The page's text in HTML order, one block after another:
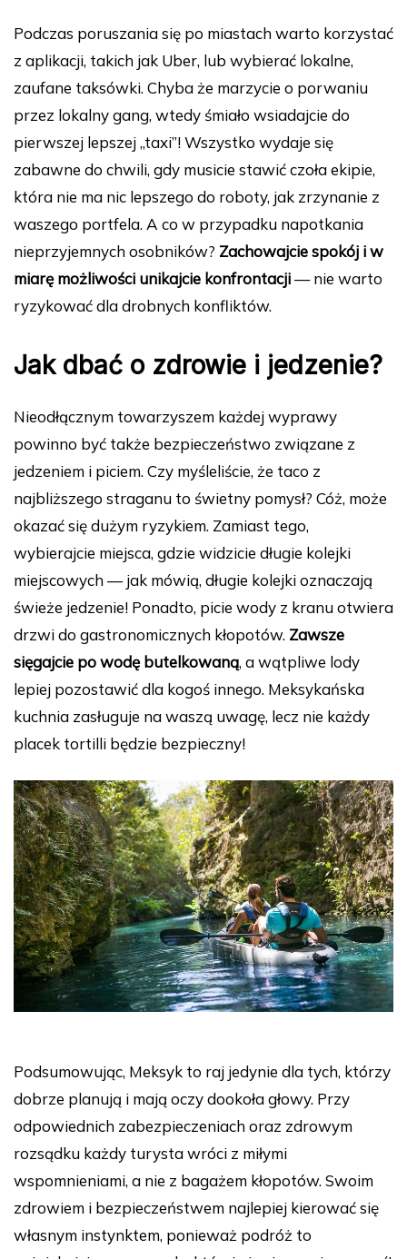
Podczas poruszania się po miastach warto korzystać
z aplikacji, takich jak Uber, lub wybierać lokalne,
zaufane taksówki. Chyba że marzycie o porwaniu
przez lokalny gang, wtedy śmiało wsiadajcie do
pierwszej lepszej „taxi”! Wszystko wydaje się
zabawne do chwili, gdy musicie stawić czoła ekipie,
która nie ma nic lepszego do roboty, jak zrzynanie z
waszego portfela. A co w przypadku napotkania
nieprzyjemnych osobników? Zachowajcie spokój i w
miarę możliwości unikajcie konfrontacji— nie warto
ryzykować dla drobnych konfliktów.
Jak dbać o zdrowie i jedzenie?
Nieodłącznym towarzyszem każdej wyprawy
powinno być także bezpieczeństwo związane z
jedzeniem i piciem. Czy myśleliście, że taco z
najbliższego straganu to świetny pomysł? Cóż, może
okazać się dużym ryzykiem. Zamiast tego,
wybierajcie miejsca, gdzie widzicie długie kolejki
miejscowych — jak mówią, długie kolejki oznaczają
świeże jedzenie! Ponadto, picie wody z kranu otwiera
drzwi do gastronomicznych kłopotów. Zawsze
sięgajcie po wodę butelkowaną, a wątpliwe lody
lepiej pozostawić dla kogoś innego. Meksykańska
kuchnia zasługuje na waszą uwagę, lecz nie każdy
placek tortilli będzie bezpieczny!
Podsumowując, Meksyk to raj jedynie dla tych, którzy
dobrze planują i mają oczy dookoła głowy. Przy
odpowiednich zabezpieczeniach oraz zdrowym
rozsądku każdy turysta wróci z miłymi
wspomnieniami, a nie z bagażem kłopotów. Swoim
zdrowiem i bezpieczeństwem najlepiej kierować się
własnym instynktem, ponieważ podróż to